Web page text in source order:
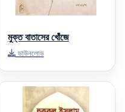
মুক্ত বাতাসের খোঁজে
ডাউনলোড